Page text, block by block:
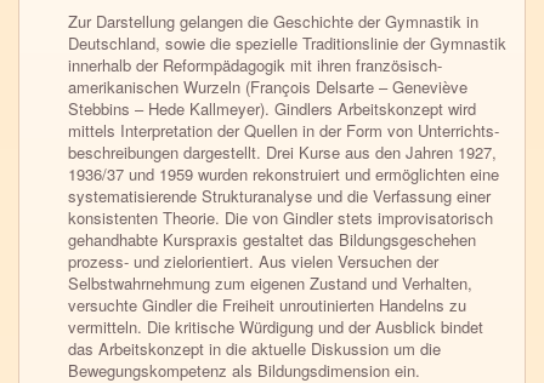
Zur Darstellung gelangen die Geschichte der Gymnastik in
Deutschland, sowie die spezielle Traditionslinie der Gymnastik
innerhalb der Reform­pädagogik mit ihren französisch-
amerikanischen Wurzeln (François Delsarte – Geneviève
Stebbins – Hede Kallmeyer). Gindlers Arbeits­konzept wird
mittels Interpretation der Quellen in der Form von Unter­richts­
beschreibungen dargestellt. Drei Kurse aus den Jahren 1927,
1936/37 und 1959 wurden rekonstruiert und ermöglichten eine
systematisierende Strukturanalyse und die Verfassung einer
konsistenten Theorie. Die von Gindler stets improvisatorisch
gehandhabte Kurspraxis gestaltet das Bildungsgeschehen
prozess- und zielorientiert. Aus vielen Versuchen der
Selbstwahrnehmung zum eigenen Zustand und Verhalten,
versuchte Gindler die Freiheit unroutinierten Handelns zu
vermitteln. Die kritische Würdigung und der Ausblick bindet
das Arbeitskonzept in die aktuelle Diskussion um die
Bewegungskompetenz als Bildungsdimension ein.